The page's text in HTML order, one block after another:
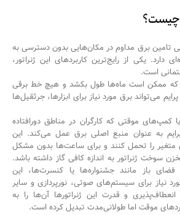
چیست؟
تامین برق مداوم در مکان‌هایی بدون دسترسی به
دارد. یکی از رایج‌ترین کاربردهای این ژنراتور،
است.
ممکن است ماه‌ها طول بکشد و هیچ خط برقی
می‌تواند برق مورد نیاز برای ابزارها، جرثقیل‌ها
کمپ‌های موقتی که کارگران در مناطق دورافتاده
به عنوان منبع اصلی برق عمل می‌کند. این
متغیر را تحمل کنند و برای ساعت‌ها بدون مشکل
سوخت ژنراتور به اندازه کافی گاز داشته باشد.
باز مانند جشنواره‌ها یا کنسرت‌ها، این
نیاز برای سیستم‌های صوتی، نورپردازی و سایر
و قدرت این ژنراتورها آن‌ها را به
موقت اما طولانی‌مدت تبدیل کرده است.